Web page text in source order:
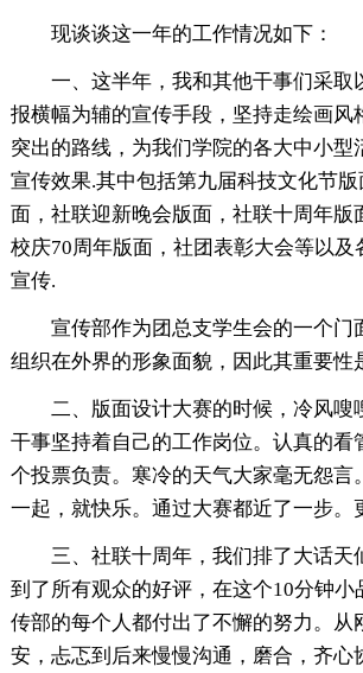
现谈谈这一年的工作情况如下：
一、这半年，我和其他干事们采取
报横幅为辅的宣传手段，坚持走绘画风
突出的路线，为我们学院的各大中小型
宣传效果.其中包括第九届科技文化节
面，社联迎新晚会版面，社联十周年版
校庆70周年版面，社团表彰大会等以及
宣传.
宣传部作为团总支学生会的一个门
组织在外界的形象面貌，因此其重要性
二、版面设计大赛的时候，冷风嗖
干事坚持着自己的工作岗位。认真的看
个投票负责。寒冷的天气大家毫无怨言
一起，就快乐。通过大赛都近了一步。
三、社联十周年，我们排了大话天
到了所有观众的好评，在这个10分钟小
传部的每个人都付出了不懈的努力。从
安，忐忑到后来慢慢沟通，磨合，齐心